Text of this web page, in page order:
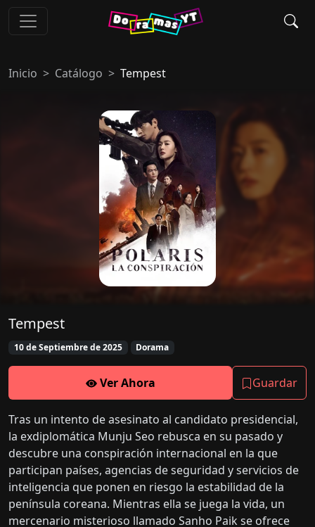
Inicio Catálogo Tempest
Tempest
10 de Septiembre de 2025 Dorama
Ver Ahora Guardar
Tras un intento de asesinato al candidato presidencial,
la exdiplomática Munju Seo rebusca en su pasado y
descubre una conspiración internacional en la que
participan países, agencias de seguridad y servicios de
inteligencia que ponen en riesgo la estabilidad de la
península coreana. Mientras ella se juega la vida, un
mercenario misterioso llamado Sanho Paik se ofrece